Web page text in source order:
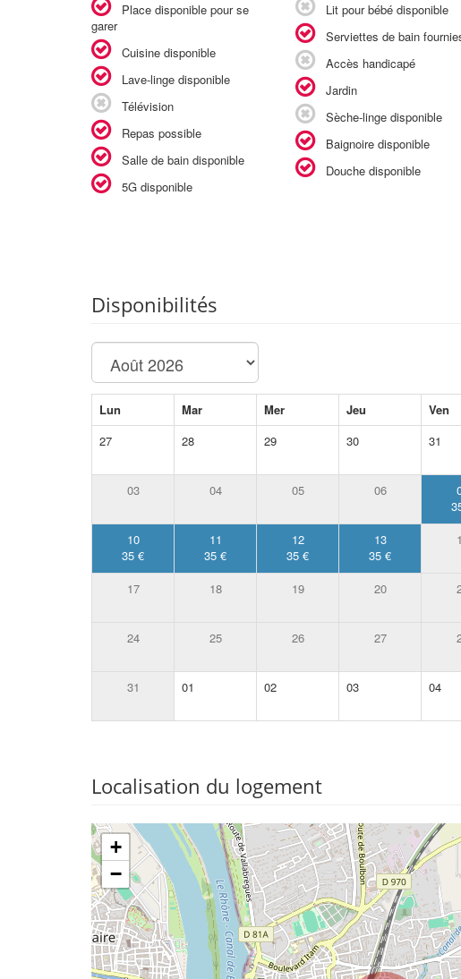
Place disponible pour se
garer
Cuisine disponible
Lave-linge disponible
Télévision
Repas possible
Salle de bain disponible
5G disponible
Lit pour bébé disponible
Serviettes de bain
Accès handicapé
Jardin
Sèche-linge disponible
Baignoire disponible
Douche disponible
Disponibilités
Lun Mar Mer Jeu Ven
27
28 29 30 31
03 04 05 06
10
35 €
11
35 €
12
35 €
13
35 €
17 18 19 20
24 25 26 27
31 01 02 03 04
Localisation du logement
+
−